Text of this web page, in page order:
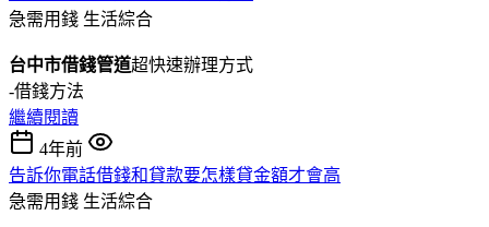
急需用錢 生活綜合
台中市借錢管道超快速辦理方式
-借錢方法
繼續閱讀
4年前
告訴你電話借錢和貸款要怎樣貸金額才會高
急需用錢 生活綜合